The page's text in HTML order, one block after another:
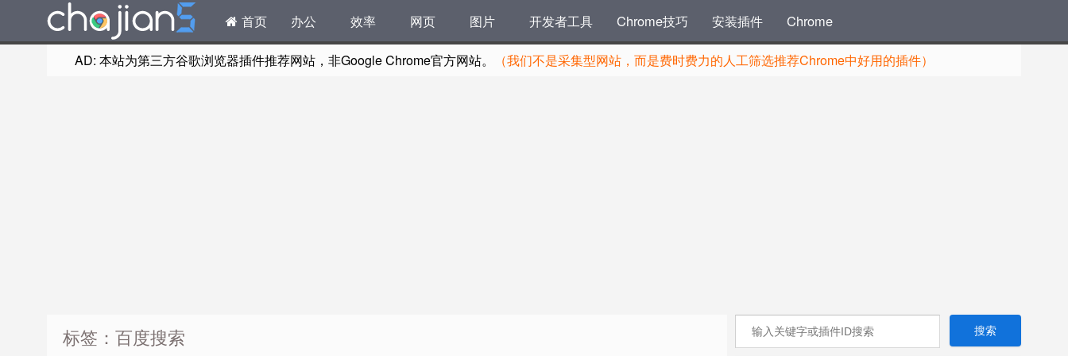
首页 办公 效率 网页 图片 开发者工具 Chrome技巧 安装插件 Chrome
AD: 本站为第三方谷歌浏览器插件推荐网站，非Google Chrome官方网站。 （我们不是采集型网站，而是费时费力的人工筛选推荐Chrome中好用的插件）
标签：百度搜索